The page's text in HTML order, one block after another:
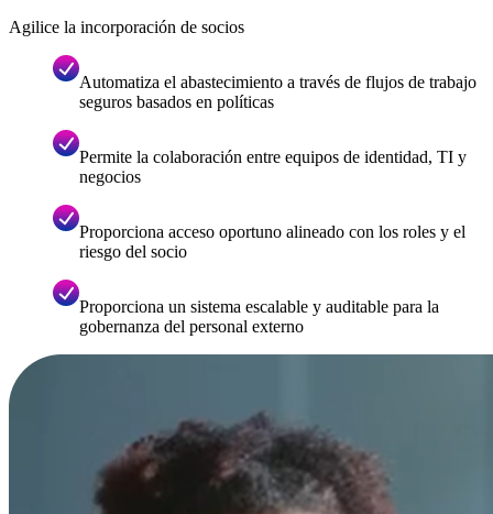
Agilice la incorporación de socios
Automatiza el abastecimiento a través de flujos de trabajo
seguros basados en políticas
Permite la colaboración entre equipos de identidad, TI y
negocios
Proporciona acceso oportuno alineado con los roles y el
riesgo del socio
Proporciona un sistema escalable y auditable para la
gobernanza del personal externo